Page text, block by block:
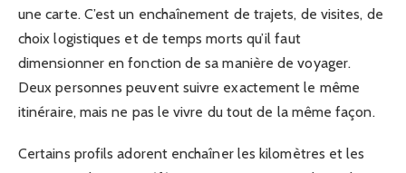
une carte. C’est un enchaînement de trajets, de visites, de
choix logistiques et de temps morts qu’il faut
dimensionner en fonction de sa manière de voyager.
Deux personnes peuvent suivre exactement le même
itinéraire, mais ne pas le vivre du tout de la même façon.
Certains profils adorent enchaîner les kilomètres et les